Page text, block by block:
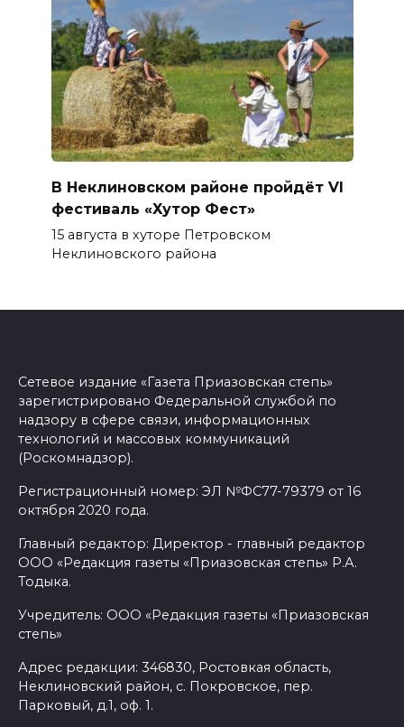
В Неклиновском районе пройдёт VI
фестиваль «Хутор Фест»
15 августа в хуторе Петровском
Неклиновского района
Сетевое издание «Газета Приазовская степь»
зарегистрировано Федеральной службой по
надзору в сфере связи, информационных
технологий и массовых коммуникаций
(Роскомнадзор).
Регистрационный номер: ЭЛ №ФС77-79379 от 16
октября 2020 года.
Главный редактор: Директор - главный редактор
ООО «Редакция газеты «Приазовская степь» Р.А.
Тодыка.
Учредитель: ООО «Редакция газеты «Приазовская
степь»
Адрес редакции: 346830, Ростовкая область,
Неклиновский район, с. Покровское, пер.
Парковый, д.1, оф. 1.